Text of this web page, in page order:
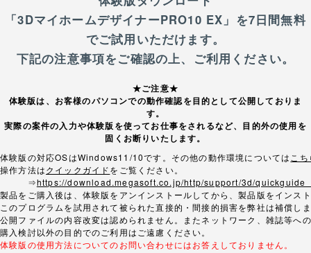
「3DマイホームデザイナーPRO10 EX」を7日間無料
でご試用いただけます。
下記の注意事項をご確認の上、ご利用ください。
★ご注意★
体験版は、お客様のパソコンでの動作確認を目的として公開しておりま
す。
実際の案件の入力や体験版を使ってお仕事をされるなど、目的外の使用を
固くお断りいたします。
体験版の対応OSはWindows11/10です。その他の動作環境については こ
操作方法はクイックガイドをご覧ください。
⇒https://download.megasoft.co.jp/http/support/3d/
製品をご購入後は、体験版をアンインストールしてから、製品版をインス
このプログラムを試用されて被られた直接的・間接的損害を弊社は補償し
公開ファイルの内容改変は認められません。またネットワーク、雑誌等へ
購入検討以外の目的でのご利用はご遠慮ください。
体験版の使用方法についてのお問い合わせにはお答えしておりません。